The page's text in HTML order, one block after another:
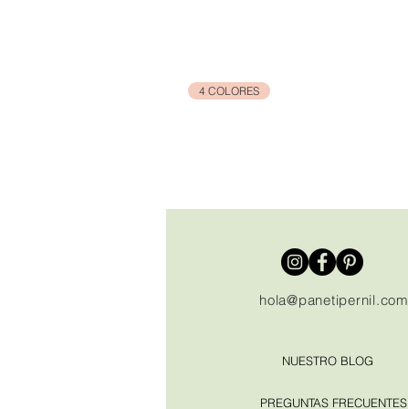
4 COLORES
NUESTRO BLOG
PREGUNTAS FRECUENTES
hola@panetipernil.com